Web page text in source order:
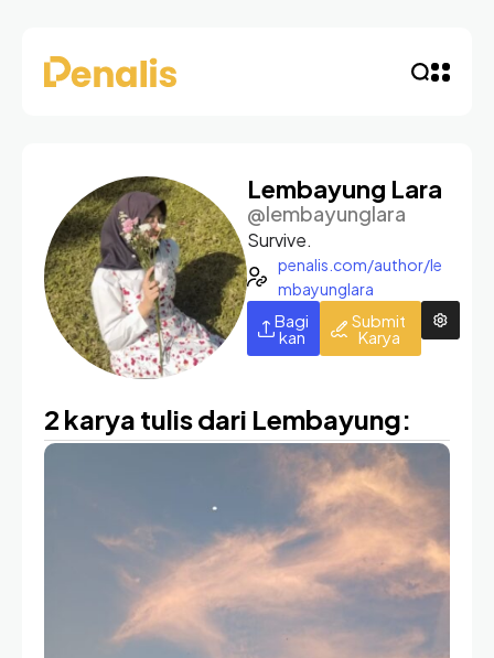
Lembayung Lara
@lembayunglara
Survive.
penalis.com/author/le
mbayunglara
Bagi
kan
Submit
Karya
2 karya tulis dari Lembayung: